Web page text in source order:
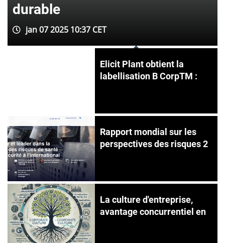
durable
jan 07 2025 10:37 CET
Elicit Plant obtient la
labellisation B CorpTM :
Rapport mondial sur les
perspectives des risques 2
La culture d'entreprise,
avantage concurrentiel en